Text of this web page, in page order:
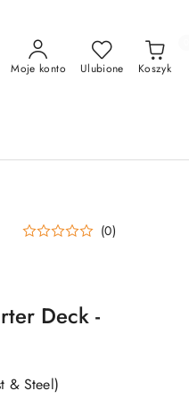
Moje konto Ulubione Koszyk
(0)
Deck -
& Steel)